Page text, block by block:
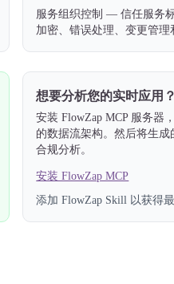
服务组织控制 — 信任服务
加密、错误处理、变更管理
想要分析您的实时应用？
安装 FlowZap MCP 服务器
的数据流架构。然后将生成
合规分析。
安装 FlowZap MCP
添加 FlowZap Skill 以获得最